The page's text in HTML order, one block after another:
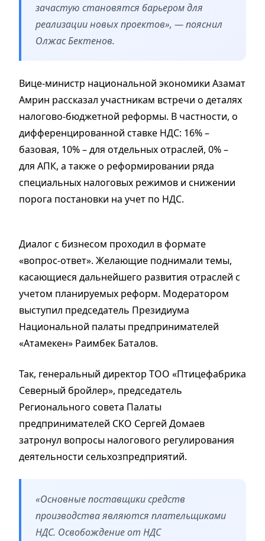
зачастую становятся барьером для
реализации новых проектов», — пояснил
Олжас Бектенов.
Вице-министр национальной экономики Азамат
Амрин рассказал участникам встречи о деталях
налогово-бюджетной реформы. В частности, о
дифференцированной ставке НДС: 16% –
базовая, 10% – для отдельных отраслей, 0% –
для АПК, а также о реформировании ряда
специальных налоговых режимов и снижении
порога постановки на учет по НДС.
Диалог с бизнесом проходил в формате
«вопрос-ответ». Желающие поднимали темы,
касающиеся дальнейшего развития отраслей с
учетом планируемых реформ. Модератором
выступил председатель Президиума
Национальной палаты предпринимателей
«Атамекен» Раимбек Баталов.
Так, генеральный директор ТОО «Птицефабрика
Северный бройлер», председатель
Регионального совета Палаты
предпринимателей СКО Сергей Домаев
затронул вопросы налогового регулирования
деятельности сельхозпредприятий.
«Основные поставщики средств
производства являются плательщиками
НДС. Освобождение от НДС